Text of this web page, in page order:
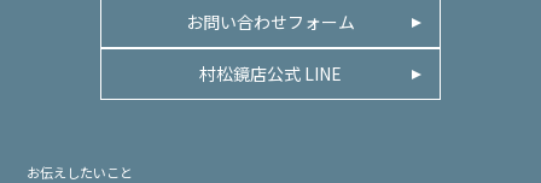
お問い合わせフォーム
村松鏡店公式 LINE
お伝えしたいこと